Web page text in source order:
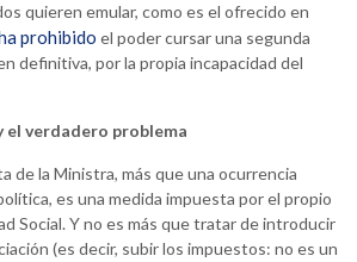
quieren emular, como es el ofrecido en
prohibido el poder cursar una segunda
definitiva, por la propia incapacidad del
el verdadero problema
de la Ministra, más que una ocurrencia
es una medida impuesta por el propio
Social. Y no es más que tratar de introducir
(es decir, subir los impuestos: no es un